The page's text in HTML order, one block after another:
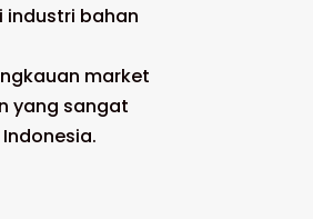
industri bahan
market
yang sangat